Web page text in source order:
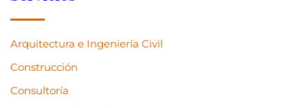
Arquitectura e Ingeniería Civil
Construcción
Consultoría